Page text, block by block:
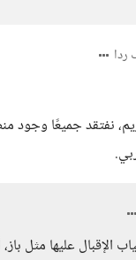
نفتقد جميعًا وجود
عليها مثل